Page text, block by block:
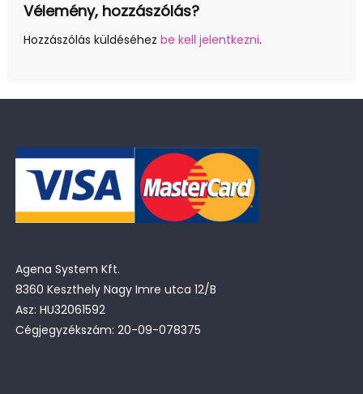
Vélemény, hozzászólás?
Hozzászólás küldéséhez be kell jelentkezni.
Agena System Kft.
8360 Keszthely Nagy Imre utca 12/B
Asz: HU32061592
Cégjegyzékszám: 20-09-078375